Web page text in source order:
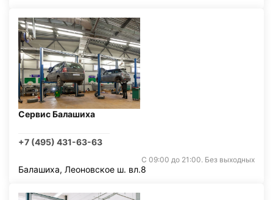
Сервис Балашиха
+7 (495) 431-63-63
С 09:00 до 21:00. Без выходных
Балашиха, Леоновское ш. вл.8